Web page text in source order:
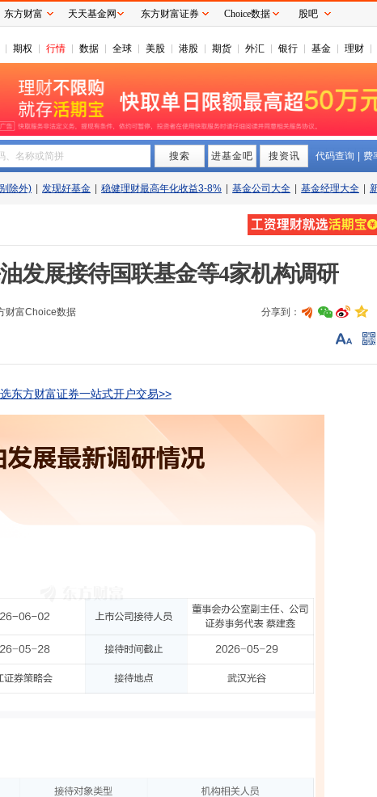
期权 行情 数据 全球 美股 港股 期货 外汇 银行 基金 理财
、名称或简拼 搜索 进基金吧 搜资讯 代码查询 费
除外) 发现好基金 稳健理财最高年化收益3-8% 基金公司大全 基金经理大全
油发展接待国联基金等4家机构调研
财富Choice数据 分享到：
东方财富证券一站式开户交易>>
东方财富 天天基金网 东方财富证券 Choice数据 股吧